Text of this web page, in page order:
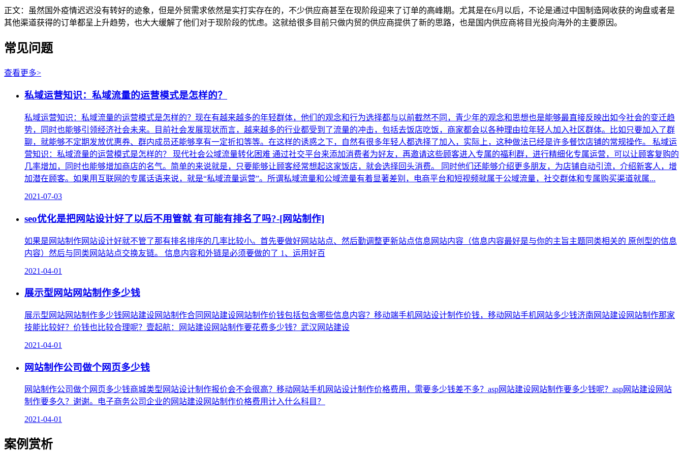
正文：
虽然国外疫情迟迟没有转好的迹象，但是外贸需求依然是实打实存在的，不少供应商甚至在现阶段迎来了订单的高峰期。尤其是在6月以后，不论是通过中国制造网收获的询盘或者是
其他渠道获得的订单都呈上升趋势，也大大缓解了他们对于现阶段的忧虑。这就给很多目前只做内贸的供应商提供了新的思路，也是国内供应商将目光投向海外的主要原因。
常见问题
查看更多>
私域运营知识：私域流量的运营模式是怎样的？
私域运营知识：私域流量的运营模式是怎样的？现在有越来越多的年轻群体，他们的观念和行为选择都与以前截然不同，青少年的观念和思想也是能够最直接反映出如今社会的变迁趋
势，同时也能够引领经济社会未来。目前社会发展现状而言，越来越多的行业都受到了流量的冲击，包括去饭店吃饭，商家都会以各种理由拉年轻人加入社区群体。比如只要加入了群
聊，就能够不定期发放优惠券、群内成员还能够享有一定折扣等等。在这样的诱惑之下，自然有很多年轻人都选择了加入，实际上，这种做法已经是许多餐饮店铺的常规操作。 私域运
营知识：私域流量的运营模式是怎样的？ 现代社会公域流量转化困难 通过社交平台来添加消费者为好友，再邀请这些顾客进入专属的福利群，进行精细化专属运营，可以让顾客复购的
几率增加，同时也能够增加商店的名气。简单的来说就是，只要能够让顾客经常想起这家饭店，就会选择回头消费。 同时他们还能够介绍更多朋友，为店铺自动引流，介绍新客人，增
加潜在顾客。如果用互联网的专属话语来说，就是“私域流量运营”。所谓私域流量和公域流量有着显著差别，电商平台和短视频就属于公域流量，社交群体和专属购买渠道就属...
2021-07-03
seo优化是把网站设计好了以后不用管就 有可能有排名了吗?-[网站制作]
如果是网站制作网站设计好就不管了那有排名排序的几率比较小。首先要做好网站站点、然后勤调整更新站点信息网站内容（信息内容最好是与你的主旨主题同类相关的 原创型的信息
内容）然后与同类网站站点交换友链。 信息内容和外链是必须要做的了 1、运用好百
2021-04-01
展示型网站网站制作多少钱
展示型网站网站制作多少钱网站建设网站制作合同网站建设网站制作价钱包括包含哪些信息内容？移动端手机网站设计制作价钱，移动网站手机网站多少钱济南网站建设网站制作那家
技能比较好？价钱也比较合理呢？壹起航：网站建设网站制作要花费多少钱？武汉网站建设
2021-04-01
网站制作公司做个网页多少钱
网站制作公司做个网页多少钱商城类型网站设计制作报价会不会很高？移动网站手机网站设计制作价格费用，需要多少钱差不多？asp网站建设网站制作要多少钱呢？asp网站建设网站
制作要多久？谢谢。电子商务公司企业的网站建设网站制作价格费用计入什么科目？
2021-04-01
案例赏析